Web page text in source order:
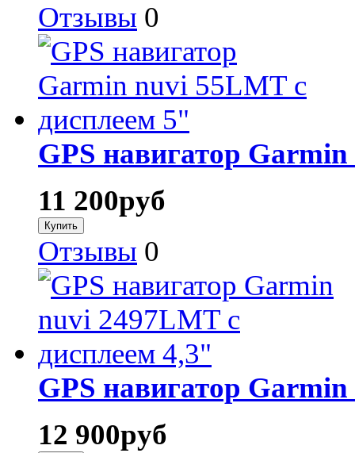
Отзывы 0
GPS навигатор
11 200руб
Отзывы 0
GPS навигатор
12 900руб